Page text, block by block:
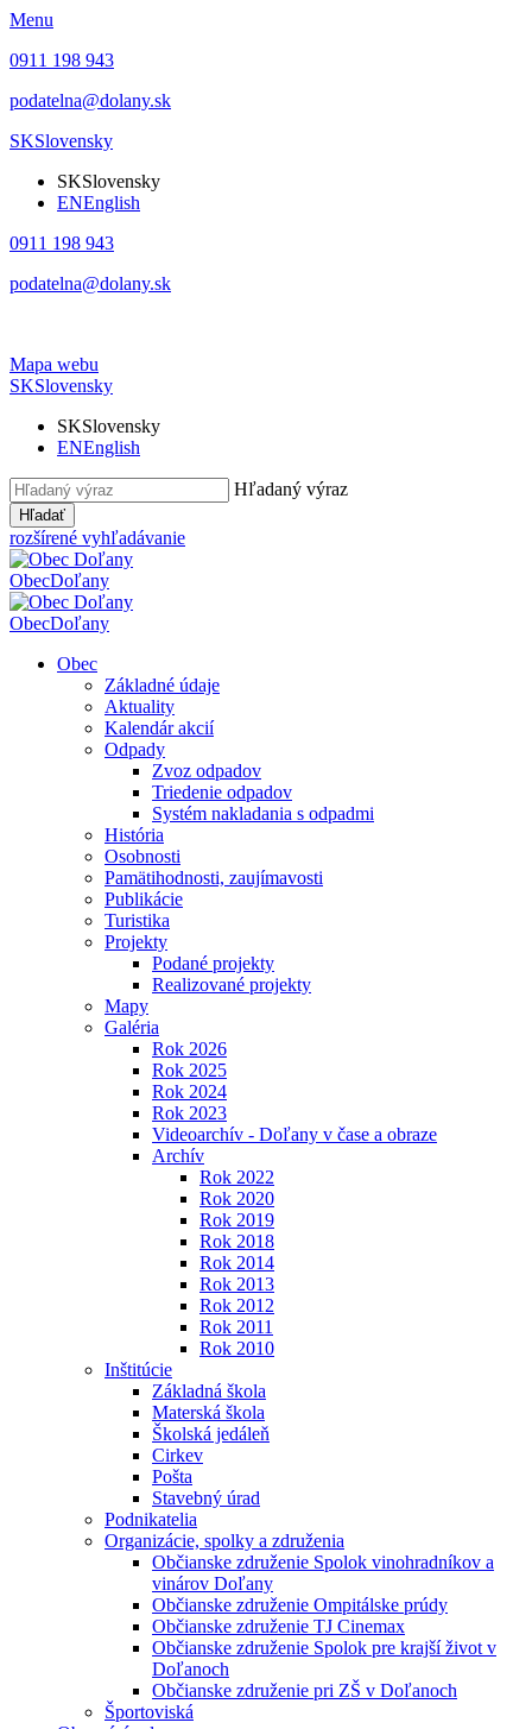
Menu
0911 198 943
podatelna@dolany.sk
SKSlovensky
SKSlovensky
ENEnglish
0911 198 943
podatelna@dolany.sk
Mapa webu
SKSlovensky
SKSlovensky
ENEnglish
Hľadaný výraz
Hľadať
rozšírené vyhľadávanie
ObecDoľany
ObecDoľany
Obec
Základné údaje
Aktuality
Kalendár akcií
Odpady
Zvoz odpadov
Triedenie odpadov
Systém nakladania s odpadmi
História
Osobnosti
Pamätihodnosti, zaujímavosti
Publikácie
Turistika
Projekty
Podané projekty
Realizované projekty
Mapy
Galéria
Rok 2026
Rok 2025
Rok 2024
Rok 2023
Videoarchív - Doľany v čase a obraze
Archív
Rok 2022
Rok 2020
Rok 2019
Rok 2018
Rok 2014
Rok 2013
Rok 2012
Rok 2011
Rok 2010
Inštitúcie
Základná škola
Materská škola
Školská jedáleň
Cirkev
Pošta
Stavebný úrad
Podnikatelia
Organizácie, spolky a združenia
Občianske združenie Spolok vinohradníkov a
vinárov Doľany
Občianske združenie Ompitálske prúdy
Občianske združenie TJ Cinemax
Občianske združenie Spolok pre krajší život v
Doľanoch
Občianske združenie pri ZŠ v Doľanoch
Športoviská